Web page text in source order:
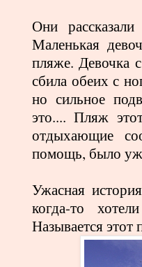
Они
Маленькая
пляже. Девочка
сбила обеих с
но сильное
это.... Пляж
отдыхающие
помощь, было
Ужасная
когда-то
Называется этот